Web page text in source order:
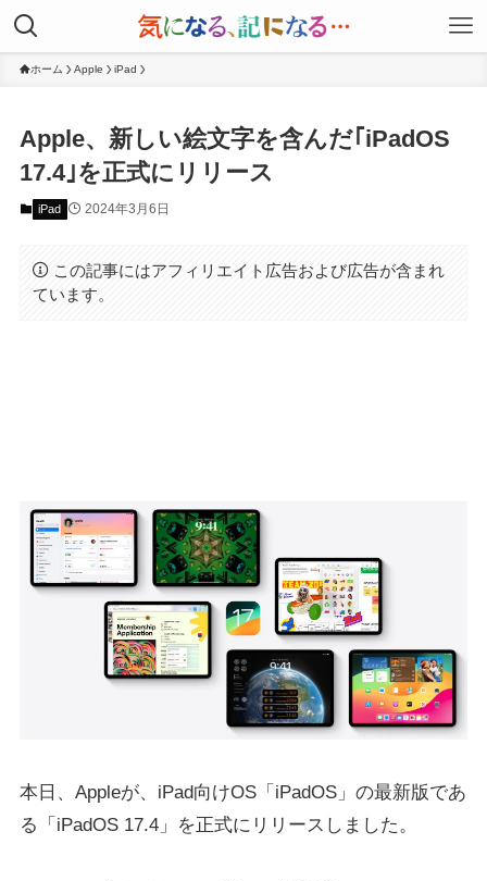
ホーム Apple iPad
Apple、新しい絵文字を含んだ｢iPadOS
17.4｣を正式にリリース
iPad 2024年3月6日
この記事にはアフィリエイト広告および広告が含まれ
ています。
本日、Appleが、iPad向けOS「iPadOS」の最新版であ
る「iPadOS 17.4」を正式にリリースしました。